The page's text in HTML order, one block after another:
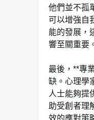
他們並不孤
可以增強自
能的發展，
響至關重要
最後，**專
缺。心理學
人士能夠提
助受創者理
效的應對策